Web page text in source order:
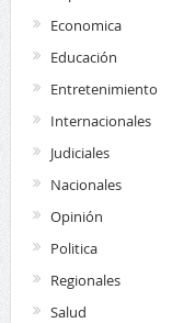
Economica
Educación
Entretenimiento
Internacionales
Judiciales
Nacionales
Opinión
Politica
Regionales
Salud